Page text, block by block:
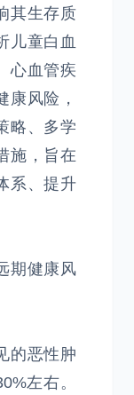
其生存质
儿童白血
心血管疾
康风险，
略、多学
施，旨在
系、提升
期健康风
的恶性肿
左右。